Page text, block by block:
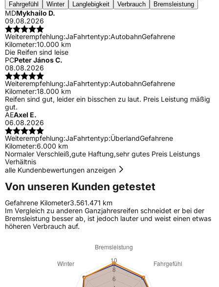
Fahrgefühl
Winter Langlebigkeit Verbrauch Bremsleistung
MDMykhailo D.
09.08.2026
Weiterempfehlung:JaFahrtentyp:AutobahnGefahrene
Kilometer:10.000 km
Die Reifen sind leise
PCPeter János C.
08.08.2026
Weiterempfehlung:JaFahrtentyp:AutobahnGefahrene
Kilometer:18.000 km
Reifen sind gut, leider ein bisschen zu laut. Preis Leistung mäßig
gut.
AEAxel E.
06.08.2026
Weiterempfehlung:JaFahrtentyp:ÜberlandGefahrene
Kilometer:6.000 km
Normaler Verschleiß,gute Haftung,sehr gutes Preis Leistungs
Verhältnis
alle Kundenbewertungen anzeigen
Von unseren Kunden getestet
Gefahrene Kilometer3.561.471 km
Im Vergleich zu anderen Ganzjahresreifen schneidet er bei der
Bremsleistung besser ab, ist jedoch lauter und weist einen etwas
höheren Verbrauch auf.